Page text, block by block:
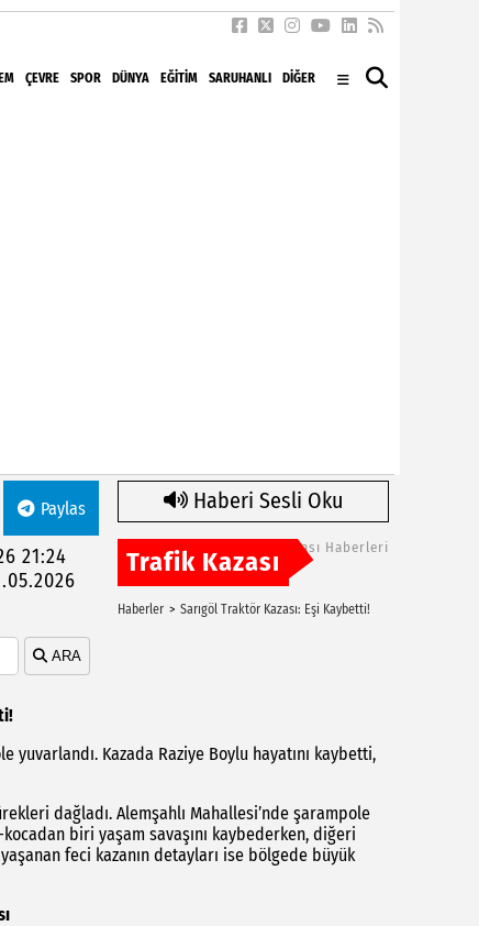
ÇEVRE SPOR DÜNYA EĞITIM SARUHANLI DİĞER
yuvarlandı. Kazada Raziye Boylu hayatını kaybetti,
dağladı. Alemşahlı Mahallesi’nde şarampole
biri yaşam savaşını kaybederken, diğeri
feci kazanın detayları ise bölgede büyük
Paylas
21:24
ARA
Haberi Sesli Oku
Trafik KazasıTrafik Kazası Haberleri
Haberler Sarıgöl Traktör Kazası: Eşi Kaybetti!